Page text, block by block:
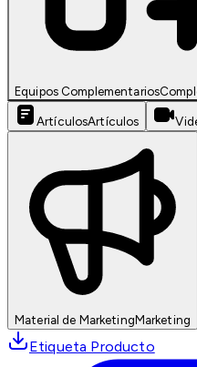
Equipos Complementarios
ArtículosArtículos
Material de MarketingMarketing
Etiqueta Producto